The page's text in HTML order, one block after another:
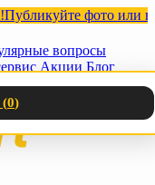
фото или видео
вопросы
Акции Блог
(0)